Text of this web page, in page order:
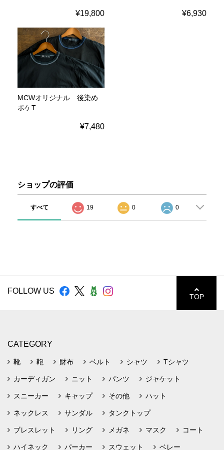
¥19,800 ¥6,930
MCWオリジナル 後染め
ポケT
¥7,480
ショップの評価
すべて 19 0 0
FOLLOW US
TOP
CATEGORY
靴 鞄 財布 ベルト シャツ Tシャツ
カーディガン ニット パンツ ジャケット
スニーカー キャップ その他 ハット
ネックレス サンダル タンクトップ
ブレスレット リング メガネ マスク コート
ハイネック パーカー スウェット ベレー